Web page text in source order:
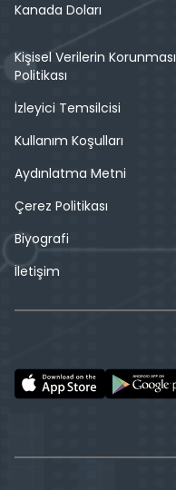
Kanada Doları
Kişisel Verilerin Korunması
Politikası
İzleyici Temsilcisi
Kullanım Koşulları
Aydınlatma Metni
Çerez Politikası
Biyografi
İletişim